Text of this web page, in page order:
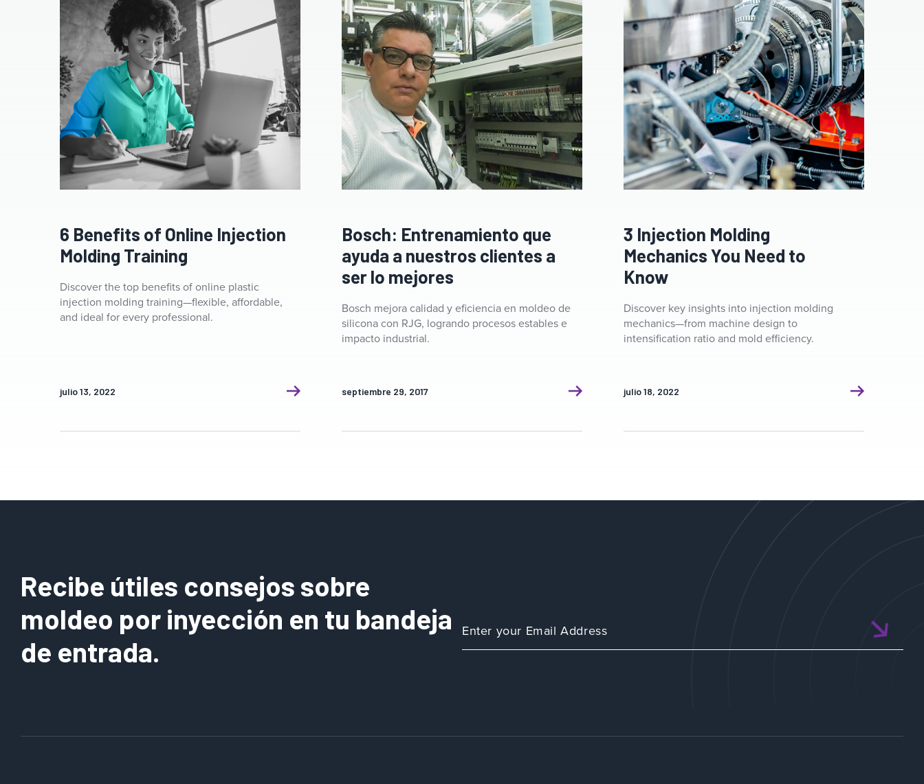
6 Benefits of Online Injection
Molding Training
Discover the top benefits of online plastic
injection molding training—flexible, affordable,
and ideal for every professional.
julio 13, 2022
Bosch: Entrenamiento que
ayuda a nuestros clientes a
ser lo mejores
Bosch mejora calidad y eficiencia en moldeo de
silicona con RJG, logrando procesos estables e
impacto industrial.
septiembre 29, 2017
3 Injection Molding
Mechanics You Need to
Know
Discover key insights into injection molding
mechanics—from machine design to
intensification ratio and mold efficiency.
julio 18, 2022
Recibe útiles consejos sobre
moldeo por inyección en tu bandeja
de entrada.